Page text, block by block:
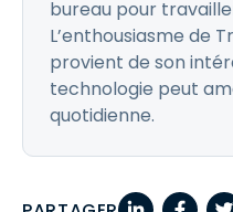
bureau pour
L’enthousiasme de
provient de son
technologie peut
quotidienne.